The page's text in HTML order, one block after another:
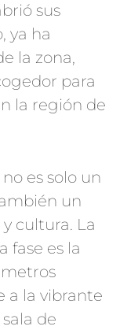
sus
ya ha
la zona,
para
la región de
es solo un
un
cultura. La
fase es la
a la vibrante
de